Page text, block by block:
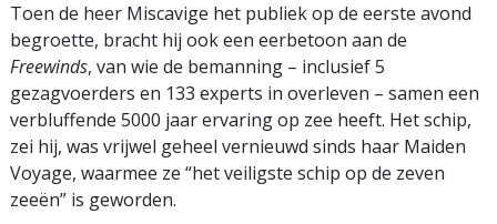
Toen de heer Miscavige het publiek op de eerste avond
begroette, bracht hij ook een eerbetoon aan de
Freewinds, van wie de bemanning – inclusief 5
gezagvoerders en 133 experts in overleven – samen een
verbluffende 5000 jaar ervaring op zee heeft. Het schip,
zei hij, was vrijwel geheel vernieuwd sinds haar Maiden
Voyage, waarmee ze “het veiligste schip op de zeven
zeeën” is geworden.